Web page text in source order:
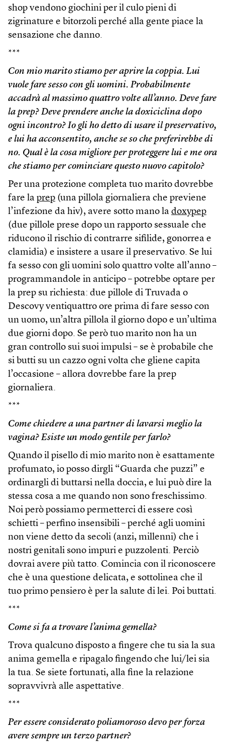
shop vendono giochini per il culo pieni di
zigrinature e bitorzoli perché alla gente piace la
sensazione che danno.
***
Con mio marito stiamo per aprire la coppia. Lui
vuole fare sesso con gli uomini. Probabilmente
accadrà al massimo quattro volte all’anno. Deve fare
la prep? Deve prendere anche la doxiciclina dopo
ogni incontro? Io gli ho detto di usare il preservativo,
e lui ha acconsentito, anche se so che preferirebbe di
no. Qual è la cosa migliore per proteggere lui e me ora
che stiamo per cominciare questo nuovo capitolo?
Per una protezione completa tuo marito dovrebbe
fare la prep (una pillola giornaliera che previene
l’infezione da hiv), avere sotto mano la doxypep
(due pillole prese dopo un rapporto sessuale che
riducono il rischio di contrarre sifilide, gonorrea e
clamidia) e insistere a usare il preservativo. Se lui
fa sesso con gli uomini solo quattro volte all’anno –
programmandole in anticipo – potrebbe optare per
la prep su richiesta: due pillole di Truvada o
Descovy ventiquattro ore prima di fare sesso con
un uomo, un’altra pillola il giorno dopo e un’ultima
due giorni dopo. Se però tuo marito non ha un
gran controllo sui suoi impulsi – se è probabile che
si butti su un cazzo ogni volta che gliene capita
l’occasione – allora dovrebbe fare la prep
giornaliera.
***
Come chiedere a una partner di lavarsi meglio la
vagina? Esiste un modo gentile per farlo?
Quando il pisello di mio marito non è esattamente
profumato, io posso dirgli “Guarda che puzzi” e
ordinargli di buttarsi nella doccia, e lui può dire la
stessa cosa a me quando non sono freschissimo.
Noi però possiamo permetterci di essere così
schietti – perfino insensibili – perché agli uomini
non viene detto da secoli (anzi, millenni) che i
nostri genitali sono impuri e puzzolenti. Perciò
dovrai avere più tatto. Comincia con il riconoscere
che è una questione delicata, e sottolinea che il
tuo primo pensiero è per la salute di lei. Poi buttati.
***
Come si fa a trovare l’anima gemella?
Trova qualcuno disposto a fingere che tu sia la sua
anima gemella e ripagalo fingendo che lui/lei sia
la tua. Se siete fortunati, alla fine la relazione
sopravvivrà alle aspettative.
***
Per essere considerato poliamoroso devo per forza
avere sempre un terzo partner?